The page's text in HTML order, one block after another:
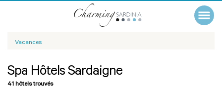
Vacances
Spa Hôtels Sardaigne
41 hôtels trouvés